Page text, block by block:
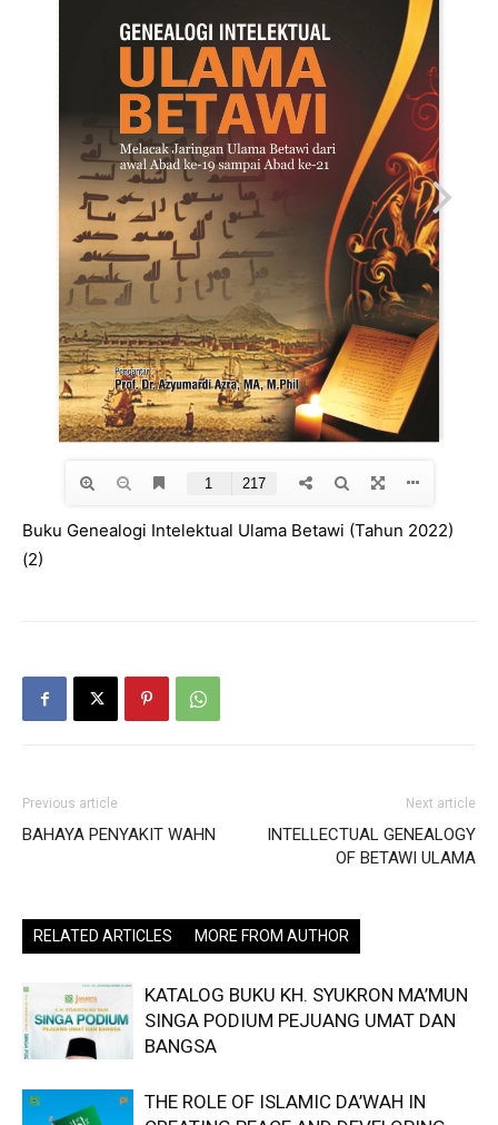
Buku Genealogi Intelektual Ulama Betawi (Tahun 2022)
(2)
Previous article
BAHAYA PENYAKIT WAHN
Next article
INTELLECTUAL GENEALOGY
OF BETAWI ULAMA
RELATED ARTICLES MORE FROM AUTHOR
KATALOG BUKU KH. SYUKRON MA’MUN
SINGA PODIUM PEJUANG UMAT DAN
BANGSA
THE ROLE OF ISLAMIC DA’WAH IN